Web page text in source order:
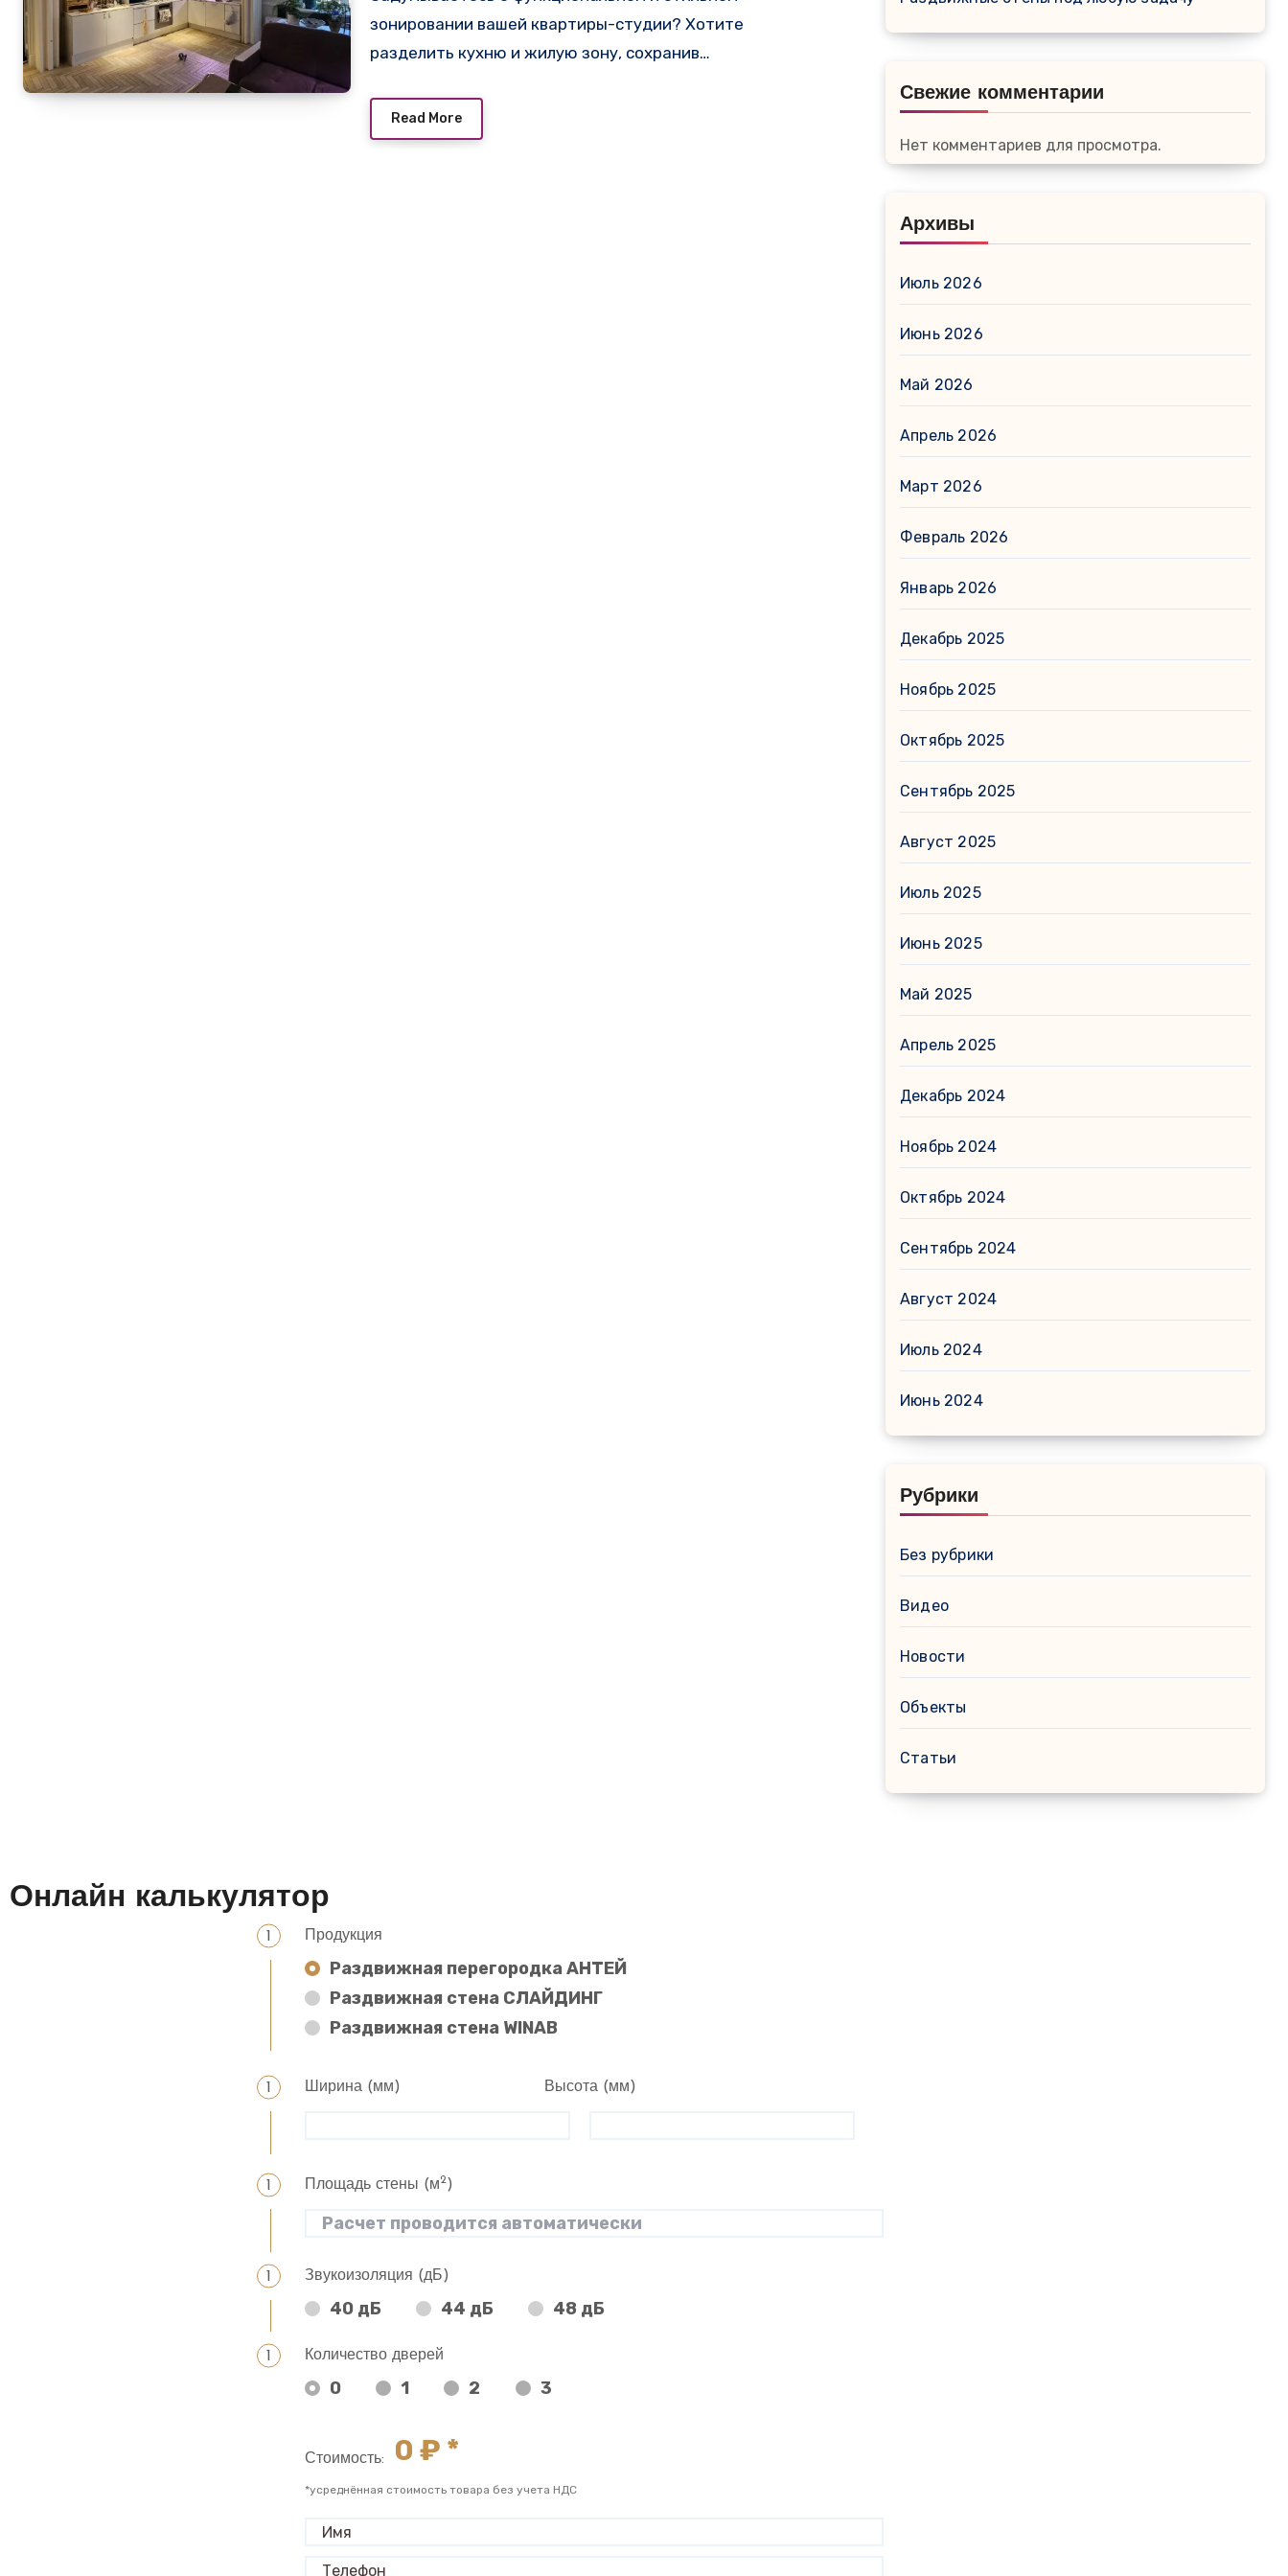
зонировании вашей квартиры-студии? Хотите
разделить кухню и жилую зону, сохранив…
Read More
Свежие комментарии
Нет комментариев для просмотра.
Архивы
Июль 2026
Июнь 2026
Май 2026
Апрель 2026
Март 2026
Февраль 2026
Январь 2026
Декабрь 2025
Ноябрь 2025
Октябрь 2025
Сентябрь 2025
Август 2025
Июль 2025
Июнь 2025
Май 2025
Апрель 2025
Декабрь 2024
Ноябрь 2024
Октябрь 2024
Сентябрь 2024
Август 2024
Июль 2024
Июнь 2024
Рубрики
Без рубрики
Видео
Новости
Объекты
Статьи
Онлайн калькулятор
Продукция
Раздвижная перегородка АНТЕЙ
Раздвижная стена СЛАЙДИНГ
Раздвижная стена WINAB
Ширина (мм) Высота (мм)
Площадь стены (м2)
Звукоизоляция (дБ)
40 дБ 44 дБ 48 дБ
Количество дверей
0 1 2 3
Стоимость: 0 ₽ *
*усреднённая стоимость товара без учета НДС